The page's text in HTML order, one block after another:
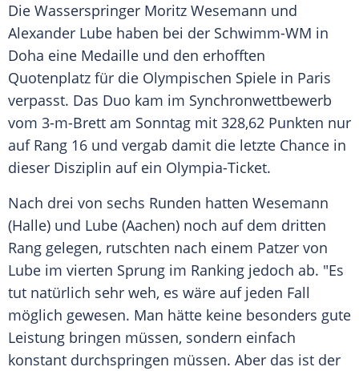
Die Wasserspringer Moritz Wesemann und
Alexander Lube haben bei der Schwimm-WM in
Doha eine Medaille und den erhofften
Quotenplatz für die Olympischen Spiele in Paris
verpasst. Das Duo kam im Synchronwettbewerb
vom 3-m-Brett am Sonntag mit 328,62 Punkten nur
auf Rang 16 und vergab damit die letzte Chance in
dieser Disziplin auf ein Olympia-Ticket.
Nach drei von sechs Runden hatten Wesemann
(Halle) und Lube (Aachen) noch auf dem dritten
Rang gelegen, rutschten nach einem Patzer von
Lube im vierten Sprung im Ranking jedoch ab. "Es
tut natürlich sehr weh, es wäre auf jeden Fall
möglich gewesen. Man hätte keine besonders gute
Leistung bringen müssen, sondern einfach
konstant durchspringen müssen. Aber das ist der